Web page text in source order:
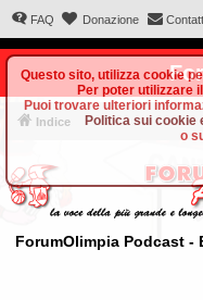
FAQ Donazione
Indice
ForumOlimpia Podcast -
Questo sito, utilizza cookie
Per poter utilizzare
Puoi trovare ulteriori
Politica sui cookie
o